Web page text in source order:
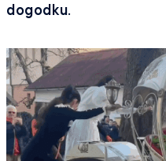
dogodku.